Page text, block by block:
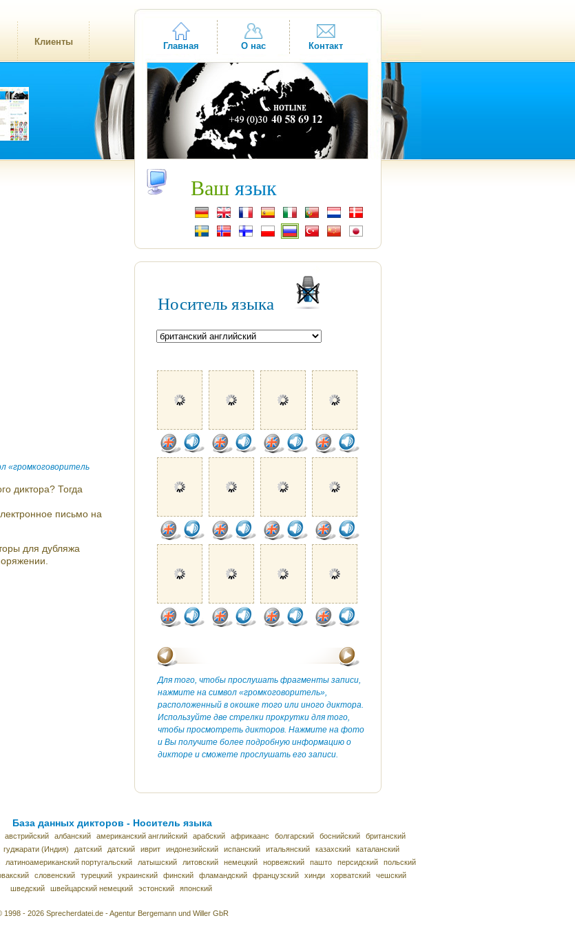
Клиенты Главная О нас Контакт
«громкоговоритель
диктора? Тогда
письмо на
для дубляжа
Ваш язык
Носитель языка
Для того, чтобы прослушать фрагменты записи,
нажмите на символ «громкоговоритель»,
расположенный в окошке того или иного диктора.
Используйте две стрелки прокрутки для того,
чтобы просмотреть дикторов. Нажмите на фото
и Вы получите более подробную информацию о
дикторе и сможете прослушать его записи.
База данных дикторов - Носитель языка
австрийский албанский американский английский арабский африкаанс болгарский боснийский
британский
гуджарати (Индия) датский датский иврит индонезийский испанский итальянский казахский
каталанский
латиноамериканский португальский латышский литовский немецкий норвежский пашто персидский
польский
словенский турецкий украинский финский фламандский французский хинди хорватский
чешский
шведский
швейцарский немецкий эстонский японский
1998 - 2026 Sprecherdatei.de - Agentur Bergemann und Willer GbR